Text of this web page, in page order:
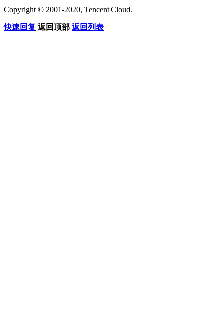
Copyright © 2001-2020, Tencent Cloud.
快速回复 返回顶部 返回列表